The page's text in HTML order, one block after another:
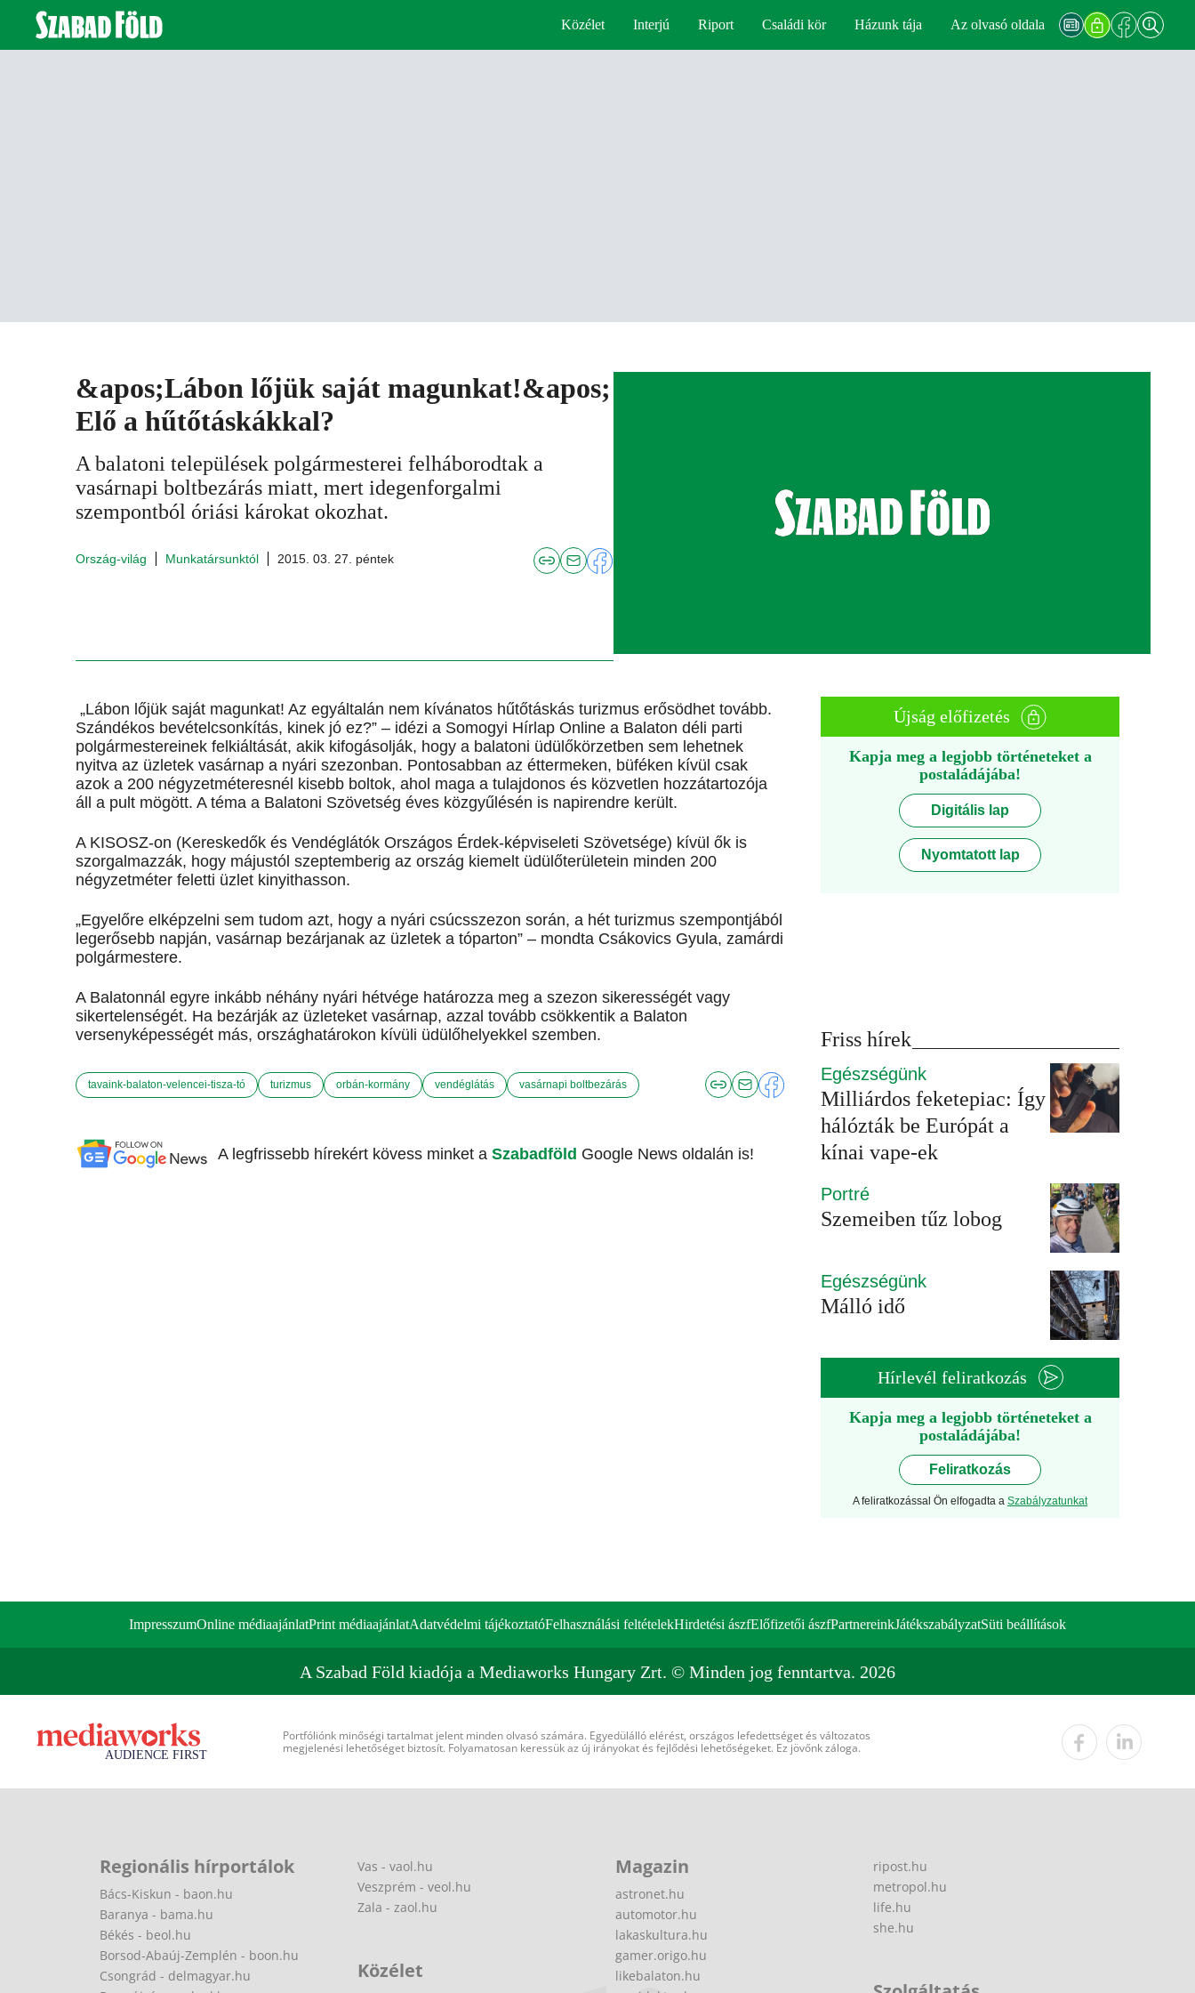
Közélet Interjú Riport Családi kör Házunk tája Az olvasó oldala
&apos;Lábon lőjük saját magunkat!&apos;
Elő a hűtőtáskákkal?
A balatoni települések polgármesterei felháborodtak a
vasárnapi boltbezárás miatt, mert idegenforgalmi
szempontból óriási károkat okozhat.
Ország-világ Munkatársunktól 2015. 03. 27. péntek
„Lábon lőjük saját magunkat! Az egyáltalán nem kívánatos hűtőtáskás turizmus erősödhet tovább.
Szándékos bevételcsonkítás, kinek jó ez?” – idézi a Somogyi Hírlap Online a Balaton déli parti
polgármestereinek felkiáltását, akik kifogásolják, hogy a balatoni üdülőkörzetben sem lehetnek
nyitva az üzletek vasárnap a nyári szezonban. Pontosabban az éttermeken, büféken kívül csak
azok a 200 négyzetméteresnél kisebb boltok, ahol maga a tulajdonos és közvetlen hozzátartozója
áll a pult mögött. A téma a Balatoni Szövetség éves közgyűlésén is napirendre került.
A KISOSZ-on (Kereskedők és Vendéglátók Országos Érdek-képviseleti Szövetsége) kívül ők is
szorgalmazzák, hogy májustól szeptemberig az ország kiemelt üdülőterületein minden 200
négyzetméter feletti üzlet kinyithasson.
„Egyelőre elképzelni sem tudom azt, hogy a nyári csúcsszezon során, a hét turizmus szempontjából
legerősebb napján, vasárnap bezárjanak az üzletek a tóparton” – mondta Csákovics Gyula, zamárdi
polgármestere.
A Balatonnál egyre inkább néhány nyári hétvége határozza meg a szezon sikerességét vagy
sikertelenségét. Ha bezárják az üzleteket vasárnap, azzal tovább csökkentik a Balaton
versenyképességét más, országhatárokon kívüli üdülőhelyekkel szemben.
tavaink-balaton-velencei-tisza-tó turizmus orbán-kormány vendéglátás vasárnapi boltbezárás
A legfrissebb hírekért kövess minket a Szabadföld Google News oldalán is!
Újság előfizetés
Kapja meg a legjobb történeteket a
postaládájába!
Digitális lap
Nyomtatott lap
Friss hírek
Egészségünk
Milliárdos feketepiac: Így
hálózták be Európát a
kínai vape-ek
Portré
Szemeiben tűz lobog
Egészségünk
Málló idő
Hírlevél feliratkozás
Kapja meg a legjobb történeteket a
postaládájába!
Feliratkozás
A feliratkozással Ön elfogadta a Szabályzatunkat
ImpresszumOnline médiaajánlatPrint médiaajánlatAdatvédelmi tájékoztatóFelhasználási feltételekHirdetési ászfElőfizetői ászfPartnereinkJátékszabályzatSüti beállítások
A Szabad Föld kiadója a Mediaworks Hungary Zrt. © Minden jog fenntartva. 2026
Portfóliónk minőségi tartalmat jelent minden olvasó számára. Egyedülálló elérést, országos lefedettséget és változatos
megjelenési lehetőséget biztosít. Folyamatosan keressük az új irányokat és fejlődési lehetőségeket. Ez jövőnk záloga.
Regionális hírportálok
Bács-Kiskun - baon.hu
Baranya - bama.hu
Békés - beol.hu
Borsod-Abaúj-Zemplén - boon.hu
Csongrád - delmagyar.hu
Vas - vaol.hu
Veszprém - veol.hu
Zala - zaol.hu
Közélet
Magazin
astronet.hu
automotor.hu
lakaskultura.hu
gamer.origo.hu
likebalaton.hu
ripost.hu
metropol.hu
life.hu
she.hu